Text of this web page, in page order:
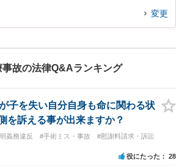
変更
故の法律Q&Aランキング
子を失い自分自身も命に関わる状
を訴える事が出来ますか？
義務違反 #手術ミス・事故
#慰謝料請求・訴訟
役にたった 28